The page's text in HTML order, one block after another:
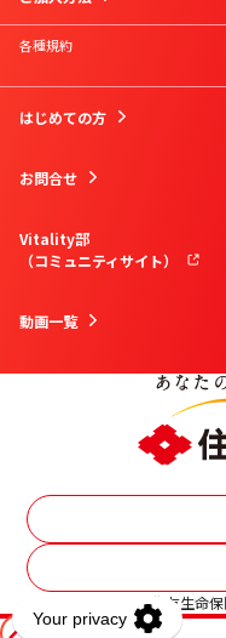
各種規約
はじめての方
お問合せ
Vitality部
（コミュニティサイト）
動画一覧
Copyright © 2026 住友生命